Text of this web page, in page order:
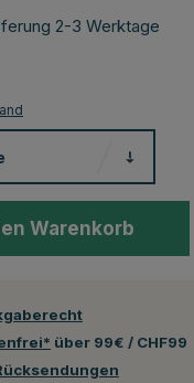
2-3 Werktage
Warenkorb
über 99€ / CHF99